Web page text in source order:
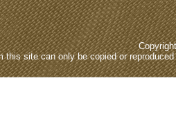
this site can only be copied or